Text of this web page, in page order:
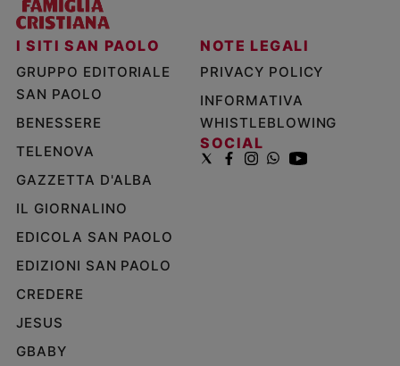
I SITI SAN PAOLO
GRUPPO EDITORIALE
SAN PAOLO
BENESSERE
TELENOVA
GAZZETTA D'ALBA
IL GIORNALINO
EDICOLA SAN PAOLO
EDIZIONI SAN PAOLO
CREDERE
JESUS
GBABY
NOTE LEGALI
PRIVACY POLICY
INFORMATIVA
WHISTLEBLOWING
SOCIAL